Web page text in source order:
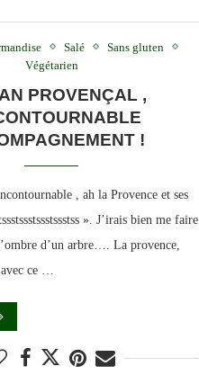
Salé
Sans gluten
Végétarien
PROVENÇAL ,
!
, ah la Provence et ses
». J’irais bien me faire
d’un arbre…. La provence,
ce …